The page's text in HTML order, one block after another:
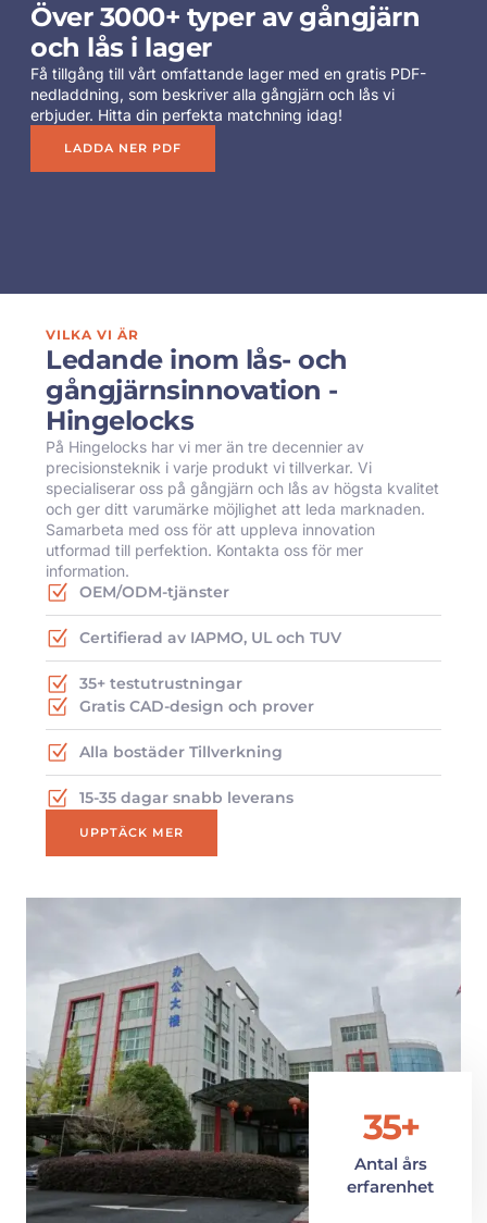
Över 3000+ typer av gångjärn
och lås i lager
Få tillgång till vårt omfattande lager med en gratis PDF-
nedladdning, som beskriver alla gångjärn och lås vi
erbjuder. Hitta din perfekta matchning idag!
LADDA NER PDF
VILKA VI ÄR
Ledande inom lås- och
gångjärnsinnovation -
Hingelocks
På Hingelocks har vi mer än tre decennier av
precisionsteknik i varje produkt vi tillverkar. Vi
specialiserar oss på gångjärn och lås av högsta kvalitet
och ger ditt varumärke möjlighet att leda marknaden.
Samarbeta med oss för att uppleva innovation
utformad till perfektion. Kontakta oss för mer
information.
OEM/ODM-tjänster
Certifierad av IAPMO, UL och TUV
35+ testutrustningar
Gratis CAD-design och prover
Alla bostäder Tillverkning
15-35 dagar snabb leverans
UPPTÄCK MER
35+
Antal års
erfarenhet